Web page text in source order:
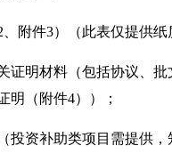
附件3）（此表仅提供纸
明材料（包括协议、
明（附件4））；
资补助类项目需提供